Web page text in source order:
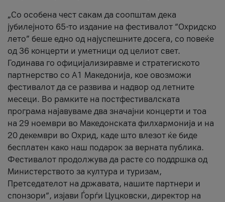
„Со особена чест сакам да соопштам дека
јубилејното 65-то издание на фестивалот “Охридско
лето” беше едно од најуспешните досега, со повеќе
од 36 концерти и уметници од целиот свет.
Годинава го официјализиравме и стратегиското
партнерство со А1 Македонија, кое овозможи
фестивалот да се развива и надвор од летните
месеци. Во рамките на постфестивалската
програма најавуваме два значајни концерти и тоа
на 29 ноември во Македонската филхармонија и на
20 декември во Охрид, каде што влезот ќе биде
бесплатен како наш подарок за верната публика.
Фестивалот продолжува да расте со поддршка од
Министерството за култура и туризам,
Претседателот на државата, нашите партнери и
спонзори“, изјави Ѓорѓи Цуцковски, директор на